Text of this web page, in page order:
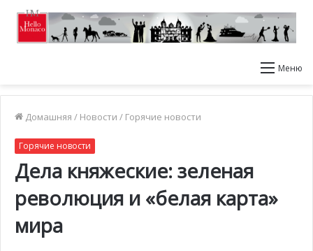
Меню
Домашняя / Новости / Горячие новости
Горячие новости
Дела княжеские: зеленая
революция и «белая карта»
мира